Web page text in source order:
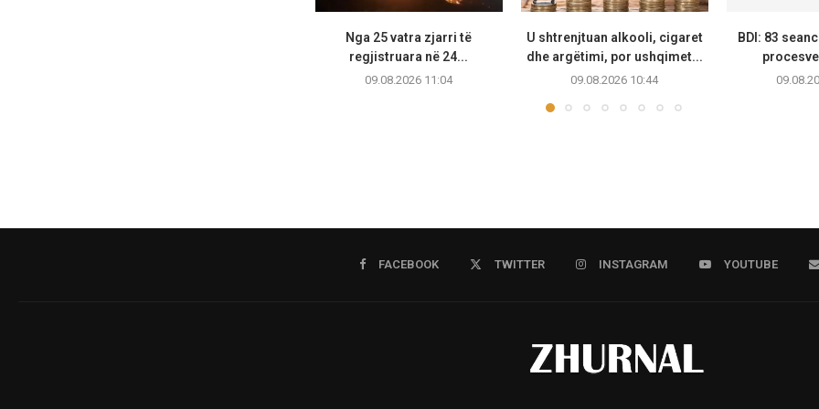
Nga 25 vatra zjarri të
regjistruara në 24...
09.08.2026 11:04
U shtrenjtuan alkooli, cigaret
dhe argëtimi, por ushqimet...
09.08.2026 10:44
BDI: 83
FACEBOOK TWITTER INSTAGRAM YOUTUBE